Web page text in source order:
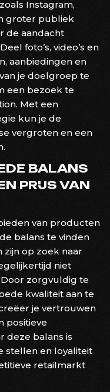
Instagram,
groter publiek
de aandacht
foto’s, video’s en
aanbiedingen en
je doelgroep te
een bezoek te
Met een
kun je de
vergroten en een
BALANS
PRIJS VAN
van producten
balans te vinden
zijn op zoek naar
niet
zorgvuldig te
kwaliteit aan te
je vertrouwen
positieve
deze balans is
stellen en loyaliteit
retailmarkt